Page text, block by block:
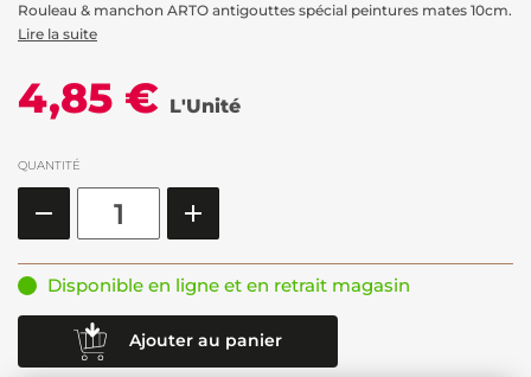
Rouleau & manchon ARTO antigouttes spécial peintures mates 10cm.
Lire la suite
4,85 € L'Unité
QUANTITÉ
Disponible en ligne et en retrait magasin
Ajouter au panier